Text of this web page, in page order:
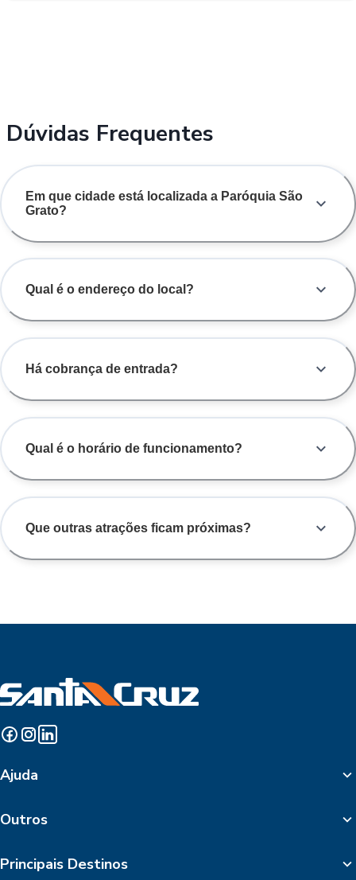
Dúvidas Frequentes
Em que cidade está localizada a Paróquia São
Grato?
Qual é o endereço do local?
Há cobrança de entrada?
Qual é o horário de funcionamento?
Que outras atrações ficam próximas?
Ajuda
Outros
Principais Destinos